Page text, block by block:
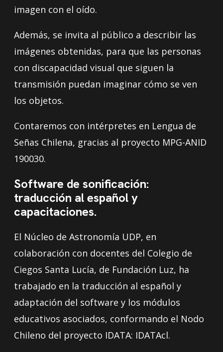
imagen con el oído.
Además, se invita al público a describir las
imágenes obtenidas, para que las personas
con discapacidad visual que siguen la
transmisión puedan imaginar cómo se ven
los objetos.
Contaremos con intérpretes en Lengua de
Señas Chilena, gracias al proyecto MPG-ANID
190030.
Software de sonificación:
traducción al español y
capacitaciones.
El Núcleo de Astronomía UDP, en
colaboración con docentes del Colegio de
Ciegos Santa Lucía, de Fundación Luz, ha
trabajado en la traducción al español y
adaptación del software y los módulos
educativos asociados, conformando el Nodo
Chileno del proyecto IDATA: IDATAcl.